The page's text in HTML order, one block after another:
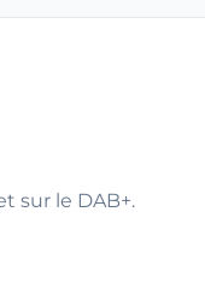
sur le DAB+.